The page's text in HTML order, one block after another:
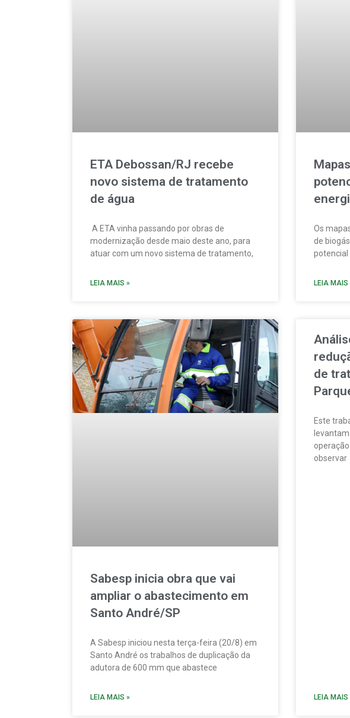
ETA Debossan/RJ recebe
novo sistema de tratamento
de água
A ETA vinha passando por obras de
modernização desde maio deste ano, para
atuar com um novo sistema de tratamento,
LEIA MAIS »
Os
de
potencial
LEIA MAIS
Sabesp inicia obra que vai
ampliar o abastecimento em
Santo André/SP
A Sabesp iniciou nesta terça-feira (20/8) em
Santo André os trabalhos de duplicação da
adutora de 600 mm que abastece
LEIA MAIS »
de
Este
observar
LEIA MAIS